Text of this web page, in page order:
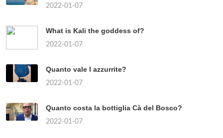
2022-01-07
What is Kali the goddess of?
2022-01-07
Quanto vale l azzurrite?
2022-01-07
Quanto costa la bottiglia Cà del Bosco?
2022-01-07